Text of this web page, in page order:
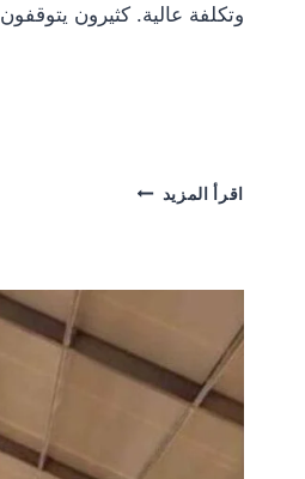
وتكلفة عالية. كثيرون
اقرأ المزيد ملحق
المواصفات
التسليم
بمفتاح